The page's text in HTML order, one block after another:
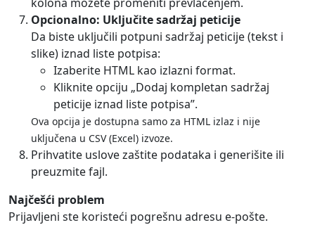
Opcionalno: Uključite sadržaj peticije
Da biste uključili potpuni sadržaj peticije (tekst i
slike) iznad liste potpisa:
Izaberite HTML kao izlazni format.
Kliknite opciju „Dodaj kompletan sadržaj
peticije iznad liste potpisa”.
Ova opcija je dostupna samo za HTML izlaz i nije
uključena u CSV (Excel) izvoze.
Prihvatite uslove zaštite podataka i generišite ili
preuzmite fajl.
Najčešći problem
Prijavljeni ste koristeći pogrešnu adresu e-pošte.